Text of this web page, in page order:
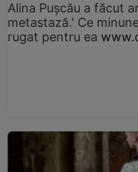
Alina Pușcău a făcut
metastază.' Ce
rugat pentru ea